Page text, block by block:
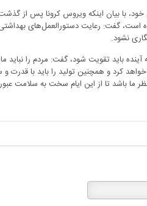
با بیان اینکه ویروس کرونا پس از
گفت: رعایت دستورالعمل‌های بهداشتی
نشود.
آینده باید تقویت شود، گفت: مردم را
کرد و همچنین تولید را باید با
ما باشد تا از این ایام سخت به سلامت